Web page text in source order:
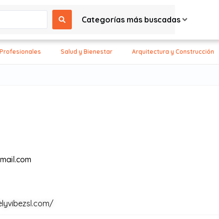
Categorías más buscadas
Salud y Bienestar Arquitectura y Construcción